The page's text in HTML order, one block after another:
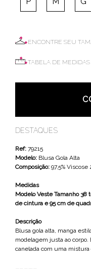
ENCONTRE SEU
TABELA DE MEDIDAS
DESTAQUES
Ref: 79215
Modelo: Blusa Gola Alta
Composição: 97,5% Viscose
Medidas
Modelo Veste Tamanho 38
de cintura e 95 cm de
Descrição
Blusa gola alta, manga
modelagem justa ao
canelada com uma mistura